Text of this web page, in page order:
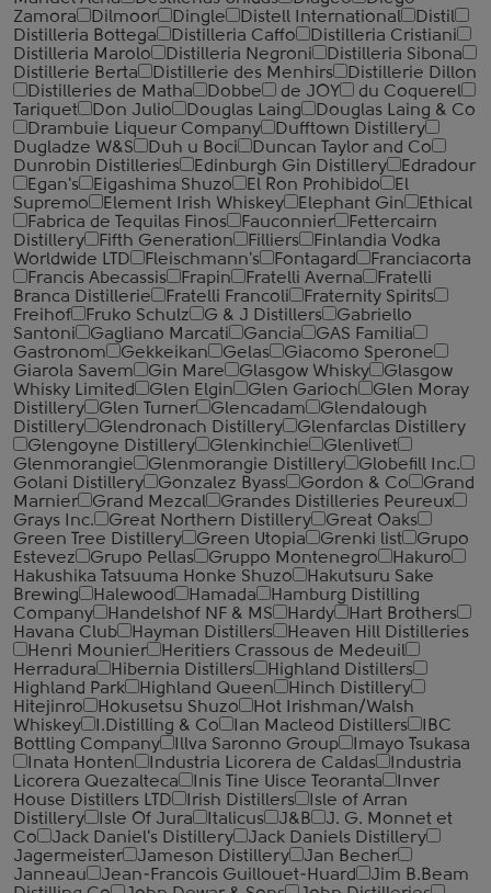
Zamora
Dilmoor Dingle Distell International
Distil
Distilleria Bottega
Distilleria Caffo
Distilleria Cristiani
Distilleria Marolo
Distilleria Negroni
Distilleria Sibona
Distillerie Berta
Distillerie des Menhirs
Distillerie Dillon
Distilleries de Matha
Dobbe de JOY
du Coquerel
Tariquet
Don Julio Douglas Laing
Douglas Laing & Co
Drambuie Liqueur Company
Dufftown Distillery
Dugladze W&S
Duh u Boci
Duncan Taylor and Co
Dunrobin Distilleries
Edinburgh Gin Distillery
Edradour
Egan's
Eigashima Shuzo El Ron Prohibido
El
Supremo
Element Irish Whiskey Elephant Gin
Ethical
Fabrica de Tequilas Finos
Fauconnier
Fettercairn
Distillery
Fifth Generation Filliers
Finlandia Vodka
Worldwide LTD
Fleischmann's Fontagard
Franciacorta
Francis Abecassis
Frapin Fratelli Averna
Fratelli
Branca Distillerie
Fratelli ‎Francoli
Fraternity Spirits
Freihof
Fruko Schulz G & J Distillers
Gabriello
Santoni
Gagliano Marcati Gancia
GAS Familia
Gastronom
Gekkeikan Gelas
Giacomo Sperone
Giarola Savem
Gin Mare Glasgow Whisky
Glasgow
Whisky Limited
Glen Elgin Glen Garioch
Glen Moray
Distillery
Glen Turner Glencadam
Glendalough
Distillery
Glendronach Distillery
Glenfarclas Distillery
Glengoyne Distillery
Glenkinchie
Glenlivet
Glenmorangie
Glenmorangie Distillery
Globefill Inc.
Golani Distillery
Gonzalez Byass Gordon & Co
Grand
Marnier
Grand Mezcal
Grandes Distilleries Peureux
Grays Inc.
Great Northern Distillery
Great Oaks
Green Tree Distillery
Green Utopia Grenki list
Grupo
Estevez
Grupo Pellas Gruppo Montenegro
Hakuro
Hakushika Tatsuuma Honke Shuzo
Hakutsuru Sake
Brewing
Halewood Hamada
Hamburg Distilling
Company
Handelshof NF & MS Hardy
Hart Brothers
Havana Club
Hayman Distillers
Heaven Hill Distilleries
Henri Mounier
Heritiers Crassous de Medeuil
Herradura
Hibernia Distillers
Highland Distillers
Highland Park
Highland Queen
Hinch Distillery
Hitejinro
Hokusetsu Shuzo
Hot Irishman/Walsh
Whiskey
I.Distilling & Co Ian Macleod Distillers
IBC
Bottling Company
Illva Saronno Group
Imayo Tsukasa
Inata Honten
Industria Licorera de Caldas
Industria
Licorera Quezalteca
Inis Tine Uisce Teoranta
Inver
House Distillers LTD
Irish Distillers
Isle of Arran
Distillery
Isle Of Jura Italicus J&B
J. G. Monnet et
Co
Jack Daniel's Distillery
Jack Daniels Distillery
Jagermeister
Jameson Distillery
Jan Becher
Janneau
Jean-Francois Guillouet-Huard
Jim B.Beam